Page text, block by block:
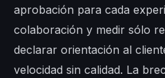
aprobación para cada
colaboración y medir sólo
declarar orientación al
velocidad sin calidad. La